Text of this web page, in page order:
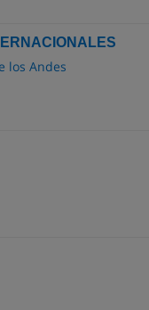
los Andes